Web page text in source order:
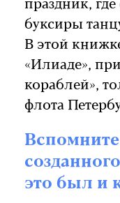
праздник,
буксиры
В этой
«Илиаде»,
кораблей»,
флота
это был и